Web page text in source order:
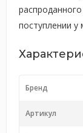
поступлении
Бренд
Артикул